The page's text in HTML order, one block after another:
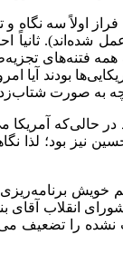
اولاً سه نگاه
ثانیاً
فتنه‌های
بودند آیا
به صورت
حالی‌که آمریکا
خویش
انقلاب
را تضعیف